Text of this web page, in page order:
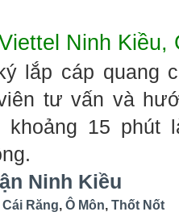
Ninh Kiều,
lắp cáp quang
tư vấn và
khoảng 15 phút
Ninh Kiều
Răng, Ô Môn, Thốt Nốt